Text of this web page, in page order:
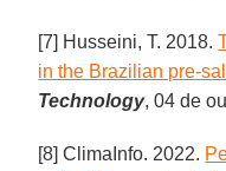
[7] Husseini, T. 2018.
in the Brazilian pre-
Technology, 04 de
[8] ClimaInfo. 2022.